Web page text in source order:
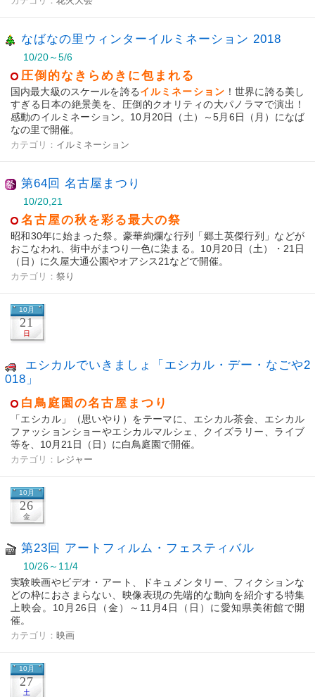
なばなの里ウィンターイルミネーション 2018
10/20～5/6
圧倒的なきらめきに包まれる
国内最大級のスケールを誇るイルミネーション ！世界に誇る美し
すぎる日本の絶景美を、圧倒的クオリティの大パノラマで演出！
感動のイルミネーション。10月20日（土）～5月6日（月）になば
なの里で開催。
カテゴリ： イルミネーション
第64回 名古屋まつり
10/20,21
名古屋の秋を彩る最大の祭
昭和30年に始まった祭。豪華絢爛な行列「郷土英傑行列」などが
おこなわれ、街中がまつり一色に染まる。10月20日（土）・21日
（日）に久屋大通公園やオアシス21などで開催。
カテゴリ： 祭り
10月
21
日
エシカルでいきましょ「エシカル・デー・なごや2
018」
白鳥庭園の名古屋まつり
「エシカル」（思いやり）をテーマに、エシカル茶会、エシカル
ファッションショーやエシカルマルシェ、クイズラリー、ライブ
等を、10月21日（日）に白鳥庭園で開催。
カテゴリ： レジャー
10月
26
金
第23回 アートフィルム・フェスティバル
10/26～11/4
実験映画やビデオ・アート、ドキュメンタリー、フィクションな
どの枠におさまらない、映像表現の先端的な動向を紹介する特集
上映会。10月26日（金）～11月4日（日）に愛知県美術館で開
催。
カテゴリ： 映画
10月
27
土